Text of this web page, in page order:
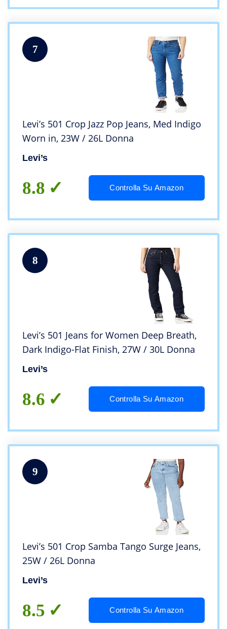
7
Levi’s 501 Crop Jazz Pop Jeans, Med Indigo
Worn in, 23W / 26L Donna
Levi’s
8.8 Controlla Su Amazon
8
Levi’s 501 Jeans for Women Deep Breath,
Dark Indigo-Flat Finish, 27W / 30L Donna
Levi’s
8.6 Controlla Su Amazon
9
Levi’s 501 Crop Samba Tango Surge Jeans,
25W / 26L Donna
Levi’s
8.5 Controlla Su Amazon